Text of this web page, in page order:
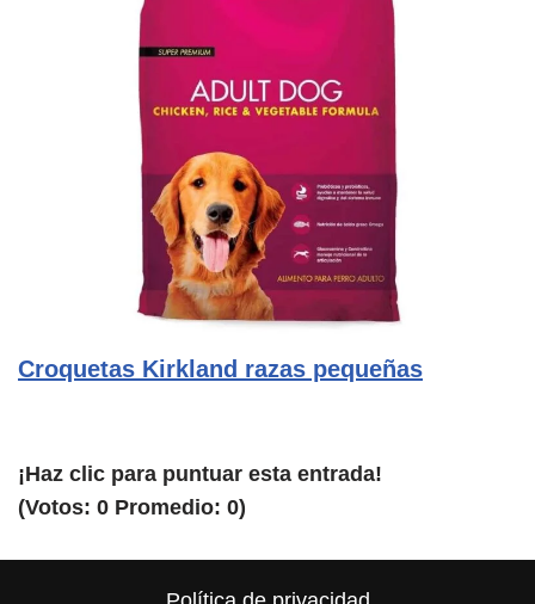
Croquetas Kirkland razas pequeñas
¡Haz clic para puntuar esta entrada!
(Votos: 0 Promedio: 0)